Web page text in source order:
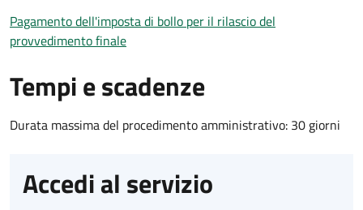
Pagamento dell'imposta di bollo per il rilascio del
provvedimento finale
Tempi e scadenze
Durata massima del procedimento amministrativo: 30 giorni
Accedi al servizio